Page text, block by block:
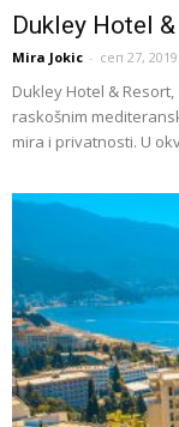
Dukley Hotel
Mira Jokic - сеп 27, 2019
Dukley Hotel &
raskošnim
mira i privatnosti. U